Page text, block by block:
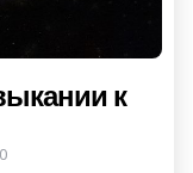
к
0